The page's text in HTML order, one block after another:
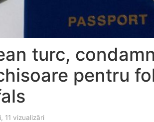
turc,
pentru
11 vizualizări